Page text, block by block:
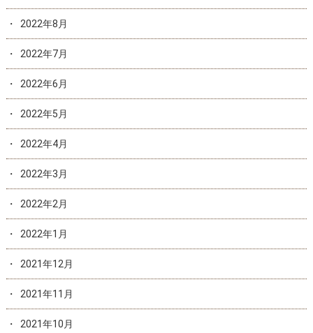
2022年8月
2022年7月
2022年6月
2022年5月
2022年4月
2022年3月
2022年2月
2022年1月
2021年12月
2021年11月
2021年10月